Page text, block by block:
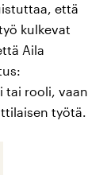
että
kulkevat
Aila
tai rooli, vaan
työtä.